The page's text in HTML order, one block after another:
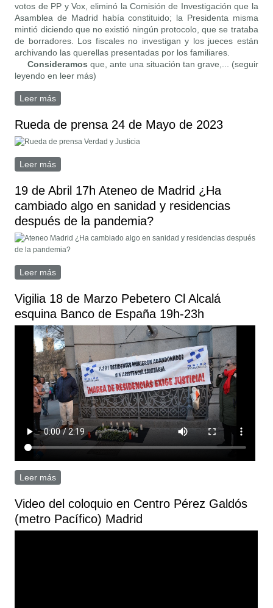
votos de PP y Vox, eliminó la Comisión de Investigación que la
Asamblea de Madrid había constituido; la Presidenta misma
mintió diciendo que no existió ningún protocolo, que se trataba
de borradores. Los fiscales no investigan y los jueces están
archivando las querellas presentadas por los familiares.
Consideramos que, ante una situación tan grave,... (seguir
leyendo en leer más)
Leer más
Rueda de prensa 24 de Mayo de 2023
Leer más
19 de Abril 17h Ateneo de Madrid ¿Ha
cambiado algo en sanidad y residencias
después de la pandemia?
Leer más
pandemia?
Vigilia 18 de Marzo Pebetero Cl Alcalá
esquina Banco de España 19h-23h
Leer más
Video del coloquio en Centro Pérez Galdós
(metro Pacífico) Madrid